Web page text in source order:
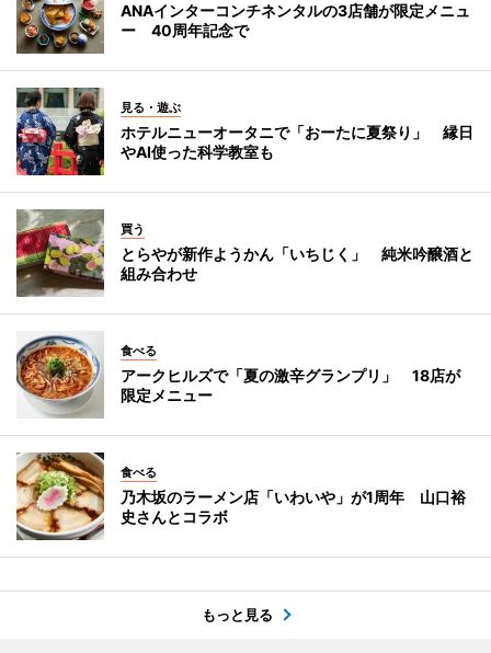
ANAインターコンチネンタルの3店舗が限定メニュ
ー 40周年記念で
見る・遊ぶ
ホテルニューオータニで「おーたに夏祭り」 縁日
やAI使った科学教室も
買う
とらやが新作ようかん「いちじく」 純米吟醸酒と
組み合わせ
食べる
アークヒルズで「夏の激辛グランプリ」 18店が
限定メニュー
食べる
乃木坂のラーメン店「いわいや」が1周年 山口裕
史さんとコラボ
もっと見る